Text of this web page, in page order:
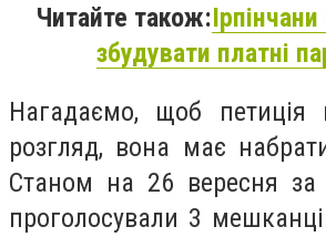
Читайте також:
збудувати платні
Нагадаємо, щоб петиція
розгляд, вона має
Станом на 26 вересня за
проголосували 3